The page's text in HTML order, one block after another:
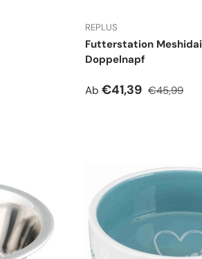
REPLUS
Futterstation
Doppelnapf
Verkaufspreis
Ab €41,39 Normaler
€45,99